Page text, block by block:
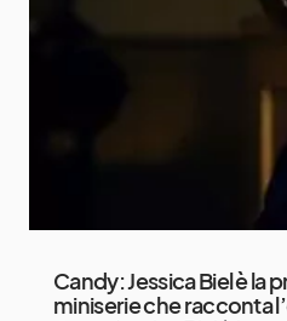
Candy: Jessica Biel è la
miniserie che racconta